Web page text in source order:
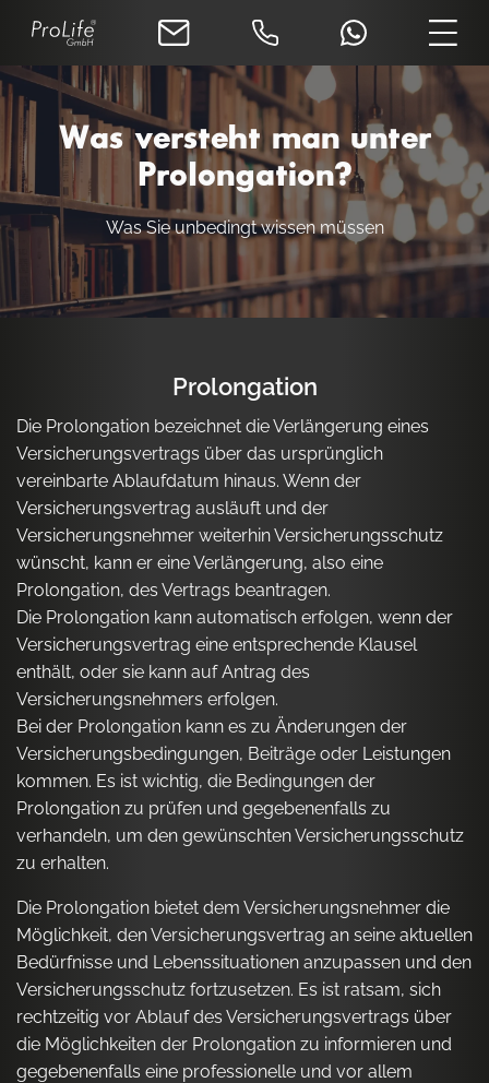
Was versteht man unter
Prolongation?
Was Sie unbedingt wissen müssen
Prolongation
Die Prolongation bezeichnet die Verlängerung eines
Versicherungsvertrags über das ursprünglich
vereinbarte Ablaufdatum hinaus. Wenn der
Versicherungsvertrag ausläuft und der
Versicherungsnehmer weiterhin Versicherungsschutz
wünscht, kann er eine Verlängerung, also eine
Prolongation, des Vertrags beantragen.
Die Prolongation kann automatisch erfolgen, wenn der
Versicherungsvertrag eine entsprechende Klausel
enthält, oder sie kann auf Antrag des
Versicherungsnehmers erfolgen.
Bei der Prolongation kann es zu Änderungen der
Versicherungsbedingungen, Beiträge oder Leistungen
kommen. Es ist wichtig, die Bedingungen der
Prolongation zu prüfen und gegebenenfalls zu
verhandeln, um den gewünschten Versicherungsschutz
zu erhalten.
Die Prolongation bietet dem Versicherungsnehmer die
Möglichkeit, den Versicherungsvertrag an seine aktuellen
Bedürfnisse und Lebenssituationen anzupassen und den
Versicherungsschutz fortzusetzen. Es ist ratsam, sich
rechtzeitig vor Ablauf des Versicherungsvertrags über
die Möglichkeiten der Prolongation zu informieren und
gegebenenfalls eine professionelle und vor allem